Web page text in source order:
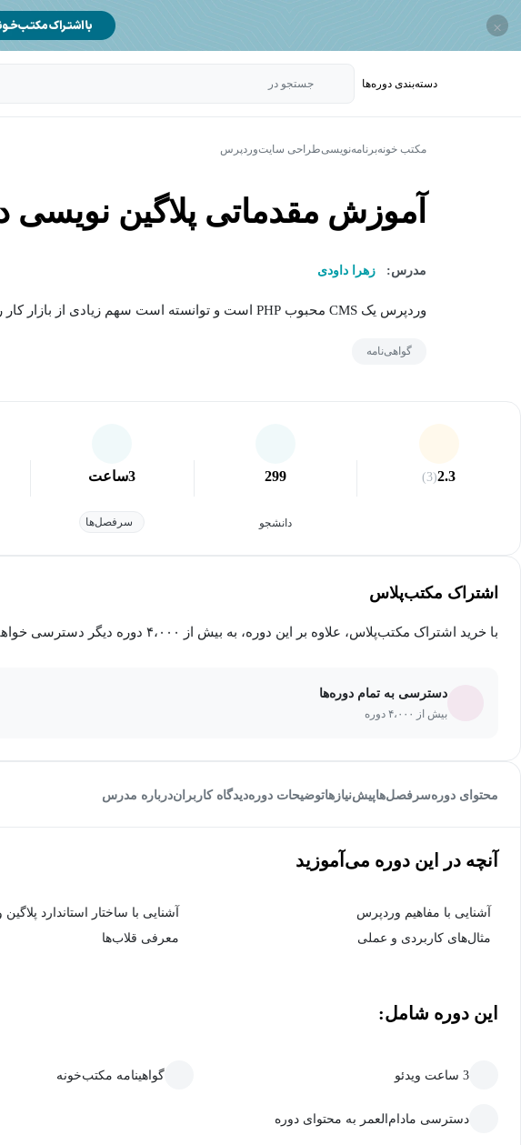
×
دسته‌بندی‌ دوره‌ها جستجو در
مکتب خونهبرنامه‌نویسیطراحی سایتوردپرس
آموزش مقدماتی پلاگین نویسی
مدرس: زهرا داودی
وردپرس یک CMS محبوب PHP است و توانسته است سهم زیادی از بازار کار را به خود اختصاص...
گواهی‌نامه
2.3
(3)
299
دانشجو
3ساعت
سرفصل‌ها
اشتراک مکتب‌پلاس
با خرید اشتراک مکتب‌پلاس، علاوه بر این دوره، به بیش از ۴،۰۰۰ دوره دیگر دسترسی خواهید داشت.
دسترسی به تمام دوره‌ها
بیش از ۴،۰۰۰ دوره
محتوای دورهسرفصل‌هاپیش‌نیاز‌هاتوضیحات دورهدیدگاه کاربراندرباره مدرس
آنچه در این دوره می‌آموزید
آشنایی با مفاهیم وردپرس
آشنایی با ساختار استاندارد
مثال‌های کاربردی و عملی
معرفی قلاب‎‌ها
این دوره شامل:
3 ساعت ویدئو گواهینامه مکتب‌خونه
دسترسی مادام‌العمر به محتوای دوره